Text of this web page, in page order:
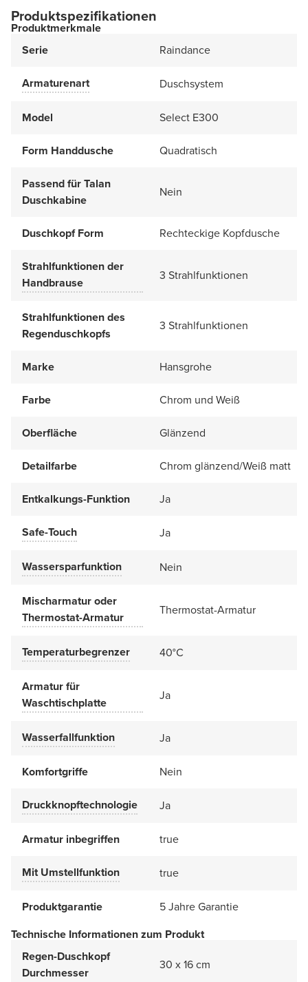
Produktspezifikationen
Produktmerkmale
Serie
Raindance
Armaturenart Duschsystem
Model Select E300
Form Handdusche Quadratisch
Passend für Talan
Duschkabine
Nein
Duschkopf Form Rechteckige Kopfdusche
Strahlfunktionen der
Handbrause
3 Strahlfunktionen
Strahlfunktionen des
Regenduschkopfs
3 Strahlfunktionen
Marke Hansgrohe
Farbe Chrom und Weiß
Oberfläche Glänzend
Detailfarbe Chrom glänzend/Weiß matt
Entkalkungs-Funktion Ja
Safe-Touch Ja
Wassersparfunktion Nein
Mischarmatur oder
Thermostat-Armatur
Thermostat-Armatur
Temperaturbegrenzer 40°C
Armatur für
Waschtischplatte
Ja
Wasserfallfunktion Ja
Komfortgriffe Nein
Druckknopftechnologie Ja
Armatur inbegriffen true
Mit Umstellfunktion true
Produktgarantie
5 Jahre Garantie
Technische Informationen zum Produkt
Regen-Duschkopf
Durchmesser
30 x 16 cm